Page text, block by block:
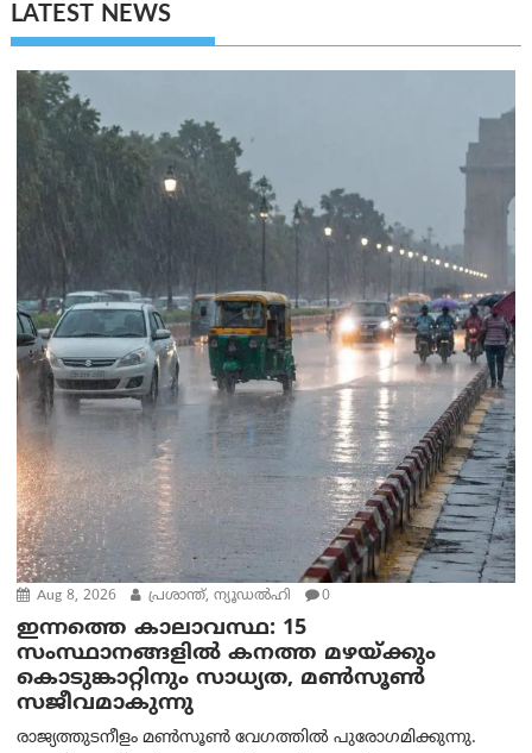
LATEST NEWS
Aug 8, 2026 പ്രശാന്ത്, ന്യൂഡല്‍ഹി 0
ഇന്നത്തെ കാലാവസ്ഥ: 15
സംസ്ഥാനങ്ങളിൽ കനത്ത മഴയ്ക്കും
കൊടുങ്കാറ്റിനും സാധ്യത, മൺസൂൺ
സജീവമാകുന്നു
രാജ്യത്തുടനീളം മൺസൂൺ വേഗത്തിൽ പുരോഗമിക്കുന്നു.